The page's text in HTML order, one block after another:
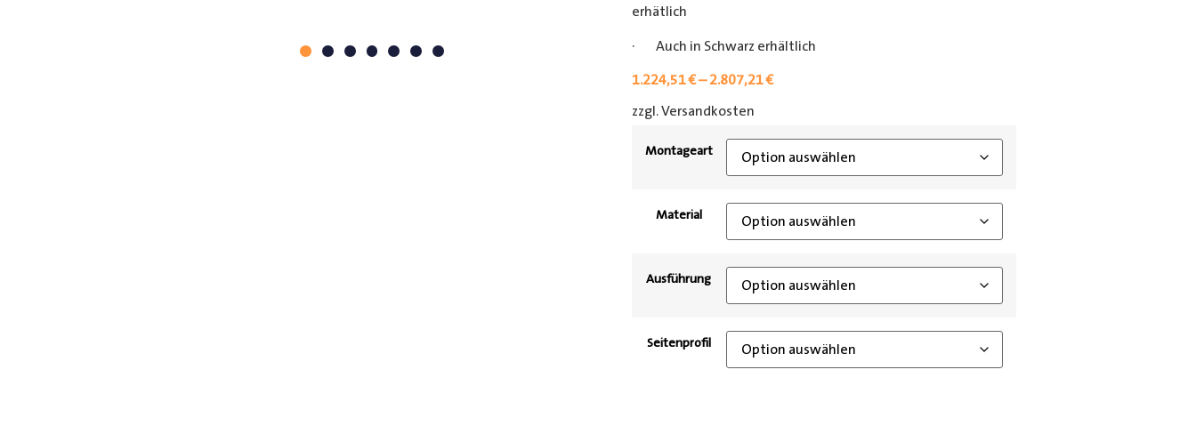
erhätlich
· Auch in Schwarz erhältlich
1.224,51€–2.807,21€
zzgl. Versandkosten
Montageart
Material
Ausführung
Seitenprofil